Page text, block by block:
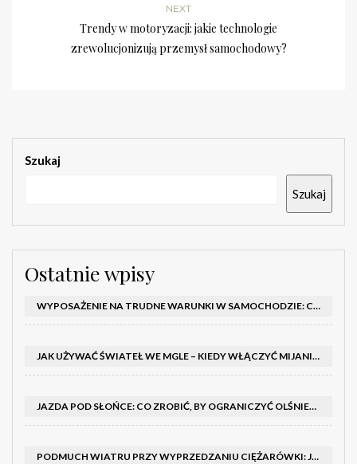
NEXT
Trendy w motoryzacji: jakie technologie
zrewolucjonizują przemysł samochodowy?
Szukaj
Szukaj
Ostatnie wpisy
WYPOSAŻENIE NA TRUDNE WARUNKI W SAMOCHODZIE: CO MIEĆ ZIMĄ, W TRASIE I NA WYPADEK AWARII
JAK UŻYWAĆ ŚWIATEŁ WE MGLE – KIEDY WŁĄCZYĆ MIJANIA I PRZECIWMGIELNE ORAZ CZEGO NIE ROBIĆ
JAZDA POD SŁOŃCE: CO ZROBIĆ, BY OGRANICZYĆ OLŚNIENIE I POPRAWIĆ WIDOCZNOŚĆ
PODMUCH WIATRU PRZY WYPRZEDZANIU CIĘŻARÓWKI: JAK UTRZYMAĆ TOR JAZDY I OPANOWAĆ AUTO